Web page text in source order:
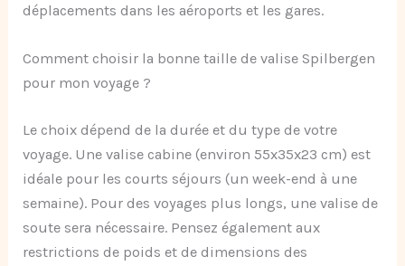
déplacements dans les aéroports et les gares.
Comment choisir la bonne taille de valise Spilbergen
pour mon voyage ?
Le choix dépend de la durée et du type de votre
voyage. Une valise cabine (environ 55x35x23 cm) est
idéale pour les courts séjours (un week-end à une
semaine). Pour des voyages plus longs, une valise de
soute sera nécessaire. Pensez également aux
restrictions de poids et de dimensions des